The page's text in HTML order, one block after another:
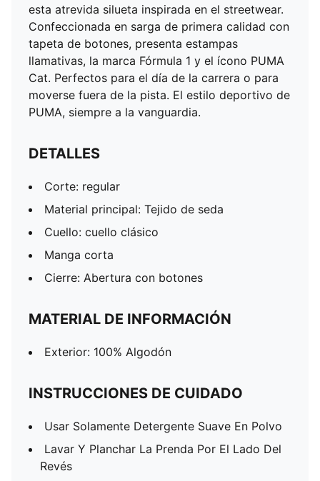
esta atrevida silueta inspirada en el streetwear.
Confeccionada en sarga de primera calidad con
tapeta de botones, presenta estampas
llamativas, la marca Fórmula 1 y el ícono PUMA
Cat. Perfectos para el día de la carrera o para
moverse fuera de la pista. El estilo deportivo de
PUMA, siempre a la vanguardia.
DETALLES
Corte: regular
Material principal: Tejido de seda
Cuello: cuello clásico
Manga corta
Cierre: Abertura con botones
MATERIAL DE INFORMACIÓN
Exterior: 100% Algodón
INSTRUCCIONES DE CUIDADO
Usar Solamente Detergente Suave En Polvo
Lavar Y Planchar La Prenda Por El Lado Del
Revés